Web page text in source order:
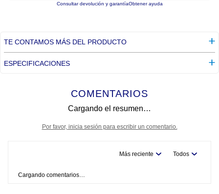
Consultar devolución y garantíaObtener ayuda
TE CONTAMOS MÁS DEL PRODUCTO
ESPECIFICACIONES
COMENTARIOS
Cargando el resumen…
Por favor, inicia sesión para escribir un comentario.
Más reciente Todos
Cargando comentarios…